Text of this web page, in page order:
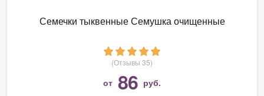
Семечки тыквенные Семушка очищенные
(Отзывы 35)
от 86 руб.